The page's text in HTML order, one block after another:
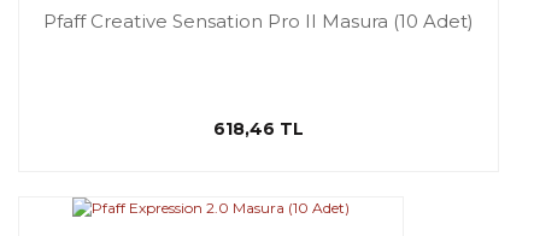
Pfaff Creative Sensation Pro II Masura (10 Adet)
618,46 TL